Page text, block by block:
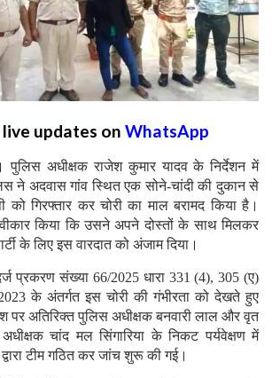
updates on WhatsApp
अधीक्षक राजेश कुमार यादव के निर्देशन में
ने अदवास गांव स्थित एक सोने-चांदी की दुकान से
को गिरफ्तार कर चोरी का माल बरामद किया है।
किया कि उसने अपने दोस्तों के साथ मिलकर
के लिए इस वारदात को अंजाम दिया।
प्रकरण संख्या 66/2025 धारा 331 (4), 305 (ए)
2023 के अंतर्गत इस चोरी की गंभीरता को देखते हुए
पर अतिरिक्त पुलिस अधीक्षक बनवारी लाल और वृत
चांद मल सिंगारिया के निकट पर्यवेक्षण में
टीम गठित कर जांच शुरू की गई।